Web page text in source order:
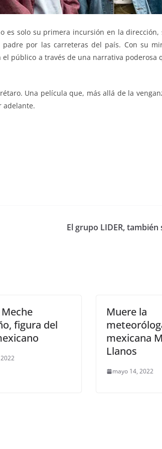
es solo su primera incursión en la
por las carreteras del país. Con su
público a través de una narrativa poderosa
Una película que, más allá de la
adelante.
El grupo LIDER, también
figura del
Muere la
mexicana
Llanos
mayo 14, 2022